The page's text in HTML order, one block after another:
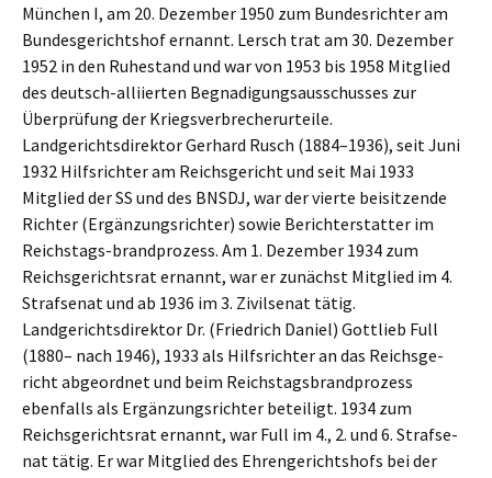
München I, am 20. Dezem­ber 1950 zum Bundes­rich­ter am
Bundes­ge­richts­hof ernannt. Lersch trat am 30. Dezem­ber
1952 in den Ruhestand und war von 1953 bis 1958 Mitglied
des deutsch-alliier­ten Begna­di­gungs­aus­schus­ses zur
Überprü­fung der Kriegsverbrecherurteile.
Landge­richts­di­rek­tor Gerhard Rusch (1884–1936), seit Juni
1932 Hilfs­rich­ter am Reichs­ge­richt und seit Mai 1933
Mitglied der SS und des BNSDJ, war der vierte beisit­zen­de
Richter (Ergän­zungs­rich­ter) sowie Bericht­erstat­ter im
Reichs­tags-brand­pro­zess. Am 1. Dezem­ber 1934 zum
Reichs­ge­richts­rat ernannt, war er zunächst Mitglied im 4.
Straf­se­nat und ab 1936 im 3. Zivil­se­nat tätig.
Landge­richts­di­rek­tor Dr. (Fried­rich Daniel) Gottlieb Full
(1880– nach 1946), 1933 als Hilfs­rich­ter an das Reichs­ge­
richt abgeord­net und beim Reichs­tags­brand­pro­zess
ebenfalls als Ergän­zungs­rich­ter betei­ligt. 1934 zum
Reichs­ge­richts­rat ernannt, war Full im 4., 2. und 6. Straf­se­
nat tätig. Er war Mitglied des Ehren­ge­richts­hofs bei der